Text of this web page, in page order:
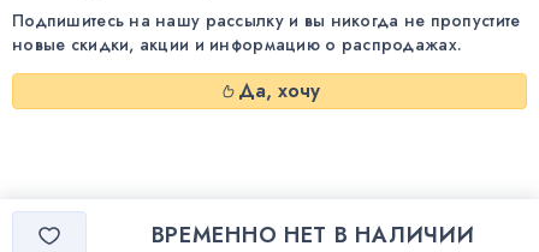
Подпишитесь на нашу рассылку и вы никогда не пропустите
новые скидки, акции и информацию о распродажах.
Да, хочу
ВРЕМЕННО НЕТ В НАЛИЧИИ